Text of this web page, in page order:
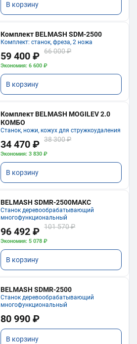
В корзину
Комплект BELMASH SDM-2500
Комплект: станок, фреза, 2 ножа
59 400 ₽ 66 000 ₽
Экономия: 6 600 ₽
В корзину
Комплект BELMASH MOGILEV 2.0
КОМБО
Станок, ножи, кожух для стружкоудаления
34 470 ₽ 38 300 ₽
Экономия: 3 830 ₽
В корзину
BELMASH SDMR-2500МАКС
Станок деревообрабатывающий
многофункциональный
96 492 ₽ 101 570 ₽
Экономия: 5 078 ₽
В корзину
BELMASH SDMR-2500
Станок деревообрабатывающий
многофункциональный
80 990 ₽
В корзину